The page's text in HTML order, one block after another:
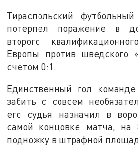
Тираспольский
потерпел поражение в
второго
Европы против шведского
счетом 0:1.
Единственный гол команде
забить с совсем
его судья назначил в
самой концовке матча, на
подножку в штрафной